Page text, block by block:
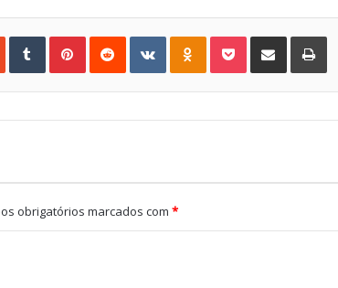
StumbleUpon Tumblr Pinterest Reddit VKontakte Odnoklassniki Pocket Share via Email Print
obrigatórios marcados com *